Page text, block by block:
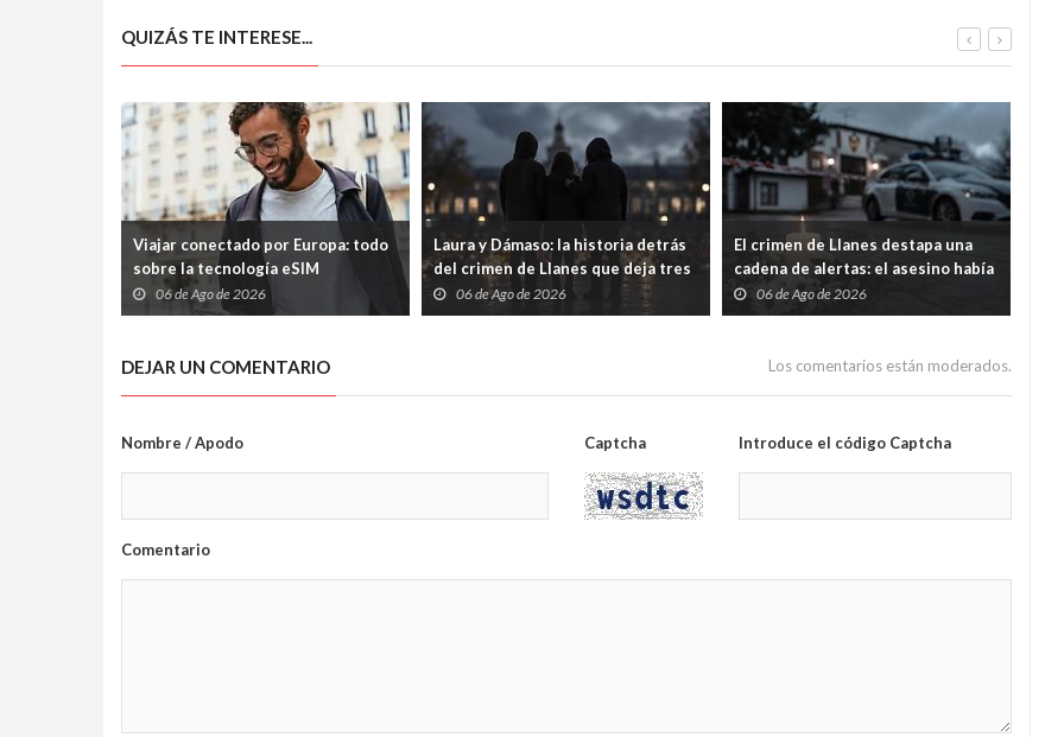
QUIZÁS TE INTERESE...
Viajar conectado por Europa: todo
sobre la tecnología eSIM
06 de Ago de 2026
Laura y Dámaso: la historia detrás
del crimen de Llanes que deja tres
hijos huérfanos
06 de Ago de 2026
El crimen de Llanes destapa una
cadena de alertas: el asesino había
sido condenado, expulsado de la
Guardia Civil y tenía prohibido
06 de Ago de 2026
DEJAR UN COMENTARIO Los comentarios están moderados.
Nombre / Apodo Captcha Introduce el código Captcha
Comentario